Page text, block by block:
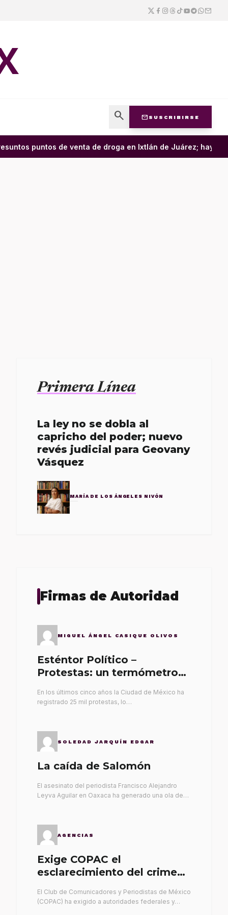
search mail SUSCRIBIRSE
puntos de venta de droga en Ixtlán de Juárez; hay
Primera Línea
La ley no se dobla al
capricho del poder; nuevo
revés judicial para Geovany
Vásquez
MARÍA DE LOS ÁNGELES NIVÓN
Firmas de Autoridad
MIGUEL ÁNGEL CASIQUE OLIVOS
Esténtor Político –
Protestas: un termómetro
En los últimos cinco años la Ciudad de México ha
registrado 25 mil protestas, lo…
SOLEDAD JARQUÍN EDGAR
La caída de Salomón
El asesinato del periodista Francisco Alejandro
Leyva Aguilar en Oaxaca ha generado una ola de…
AGENCIAS
Exige COPAC el
esclarecimiento del crimen
El Club de Comunicadores y Periodistas de México
(COPAC) ha exigido a autoridades federales y…